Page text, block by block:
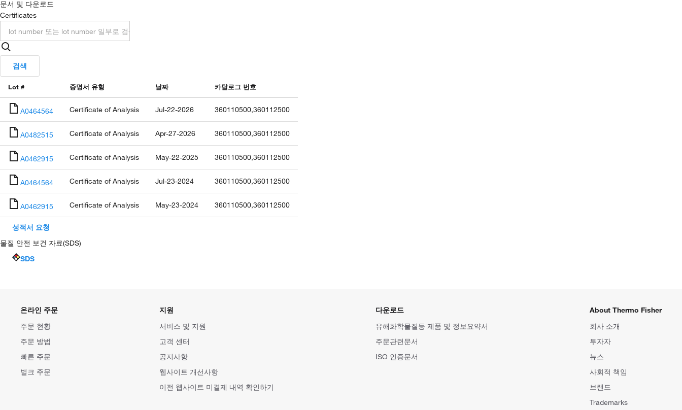
문서 및 다운로드
Certificates
검색
Lot # 증명서 유형 날짜 카탈로그 번호
A0464564 Certificate of Analysis Jul-22-2026 360110500,360112500
A0482515 Certificate of Analysis Apr-27-2026 360110500,360112500
A0462915 Certificate of Analysis May-22-2025 360110500,360112500
A0464564 Certificate of Analysis Jul-23-2024 360110500,360112500
A0462915 Certificate of Analysis May-23-2024 360110500,360112500
성적서 요청
물질 안전 보건 자료(SDS)
SDS
온라인 주문
주문 현황
주문 방법
빠른 주문
벌크 주문
지원
서비스 및 지원
고객 센터
공지사항
웹사이트 개선사항
이전 웹사이트 미결제 내역 확인하기
다운로드
유해화학물질등 제품 및 정보요약서
주문관련문서
ISO 인증문서
About Thermo Fisher
회사 소개
투자자
뉴스
사회적 책임
브랜드
Trademarks